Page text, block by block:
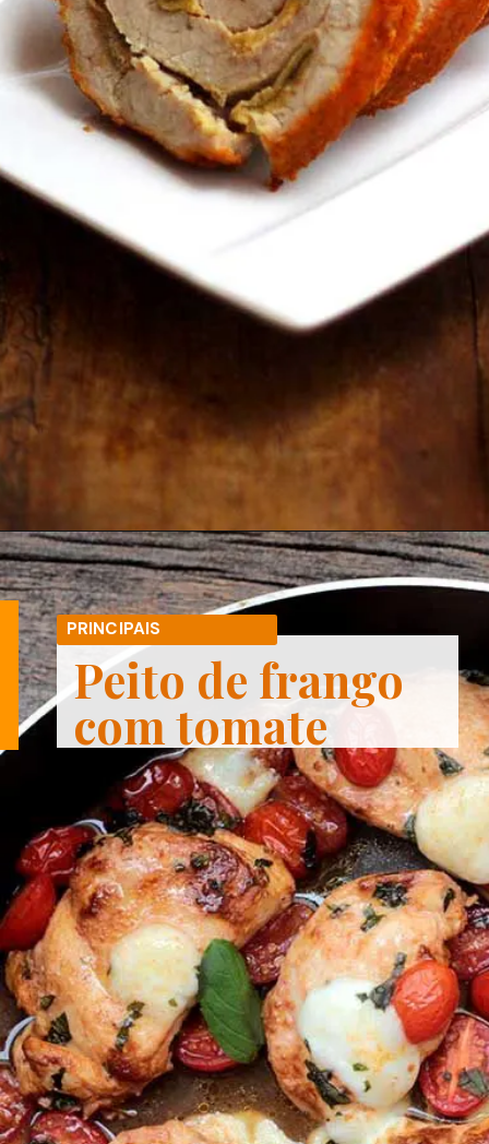
Opening https://melepimenta.com/lombo-suino-recheado-com-salvia-empanada/
Peito de frango
com tomate
PRINCIPAIS